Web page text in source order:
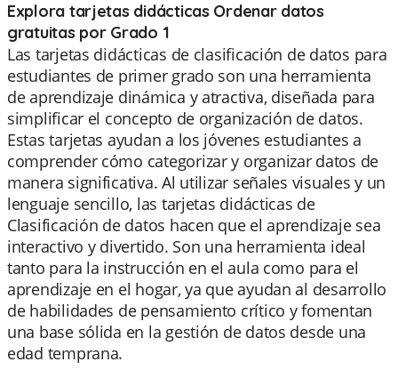
Explora tarjetas didácticas Ordenar datos
gratuitas por Grado 1
Las tarjetas didácticas de clasificación de datos para
estudiantes de primer grado son una herramienta
de aprendizaje dinámica y atractiva, diseñada para
simplificar el concepto de organización de datos.
Estas tarjetas ayudan a los jóvenes estudiantes a
comprender cómo categorizar y organizar datos de
manera significativa. Al utilizar señales visuales y un
lenguaje sencillo, las tarjetas didácticas de
Clasificación de datos hacen que el aprendizaje sea
interactivo y divertido. Son una herramienta ideal
tanto para la instrucción en el aula como para el
aprendizaje en el hogar, ya que ayudan al desarrollo
de habilidades de pensamiento crítico y fomentan
una base sólida en la gestión de datos desde una
edad temprana.